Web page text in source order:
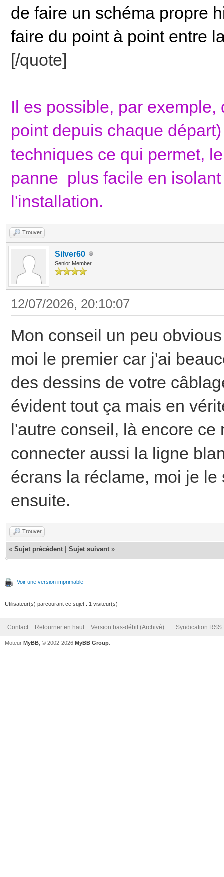
de faire un schéma propre
faire du point à point entre
[/quote]
Il es possible, par
point depuis chaque
techniques ce qui permet,
panne plus facile en
l'installation.
Trouver
Silver60
Senior Member
12/07/2026, 20:10:07
Mon conseil un peu
moi le premier car j'ai
des dessins de votre
évident tout ça mais en
l'autre conseil, là encore
connecter aussi la ligne
écrans la réclame, moi je
ensuite.
Trouver
« Sujet précédent Sujet suivant »
Voir une version imprimable
Utilisateur(s) parcourant ce sujet : 1 visiteur(s)
Contact Retourner en haut Version bas-débit (Archivé) Syndication RSS
Moteur MyBB , © 2002-2026 MyBB Group